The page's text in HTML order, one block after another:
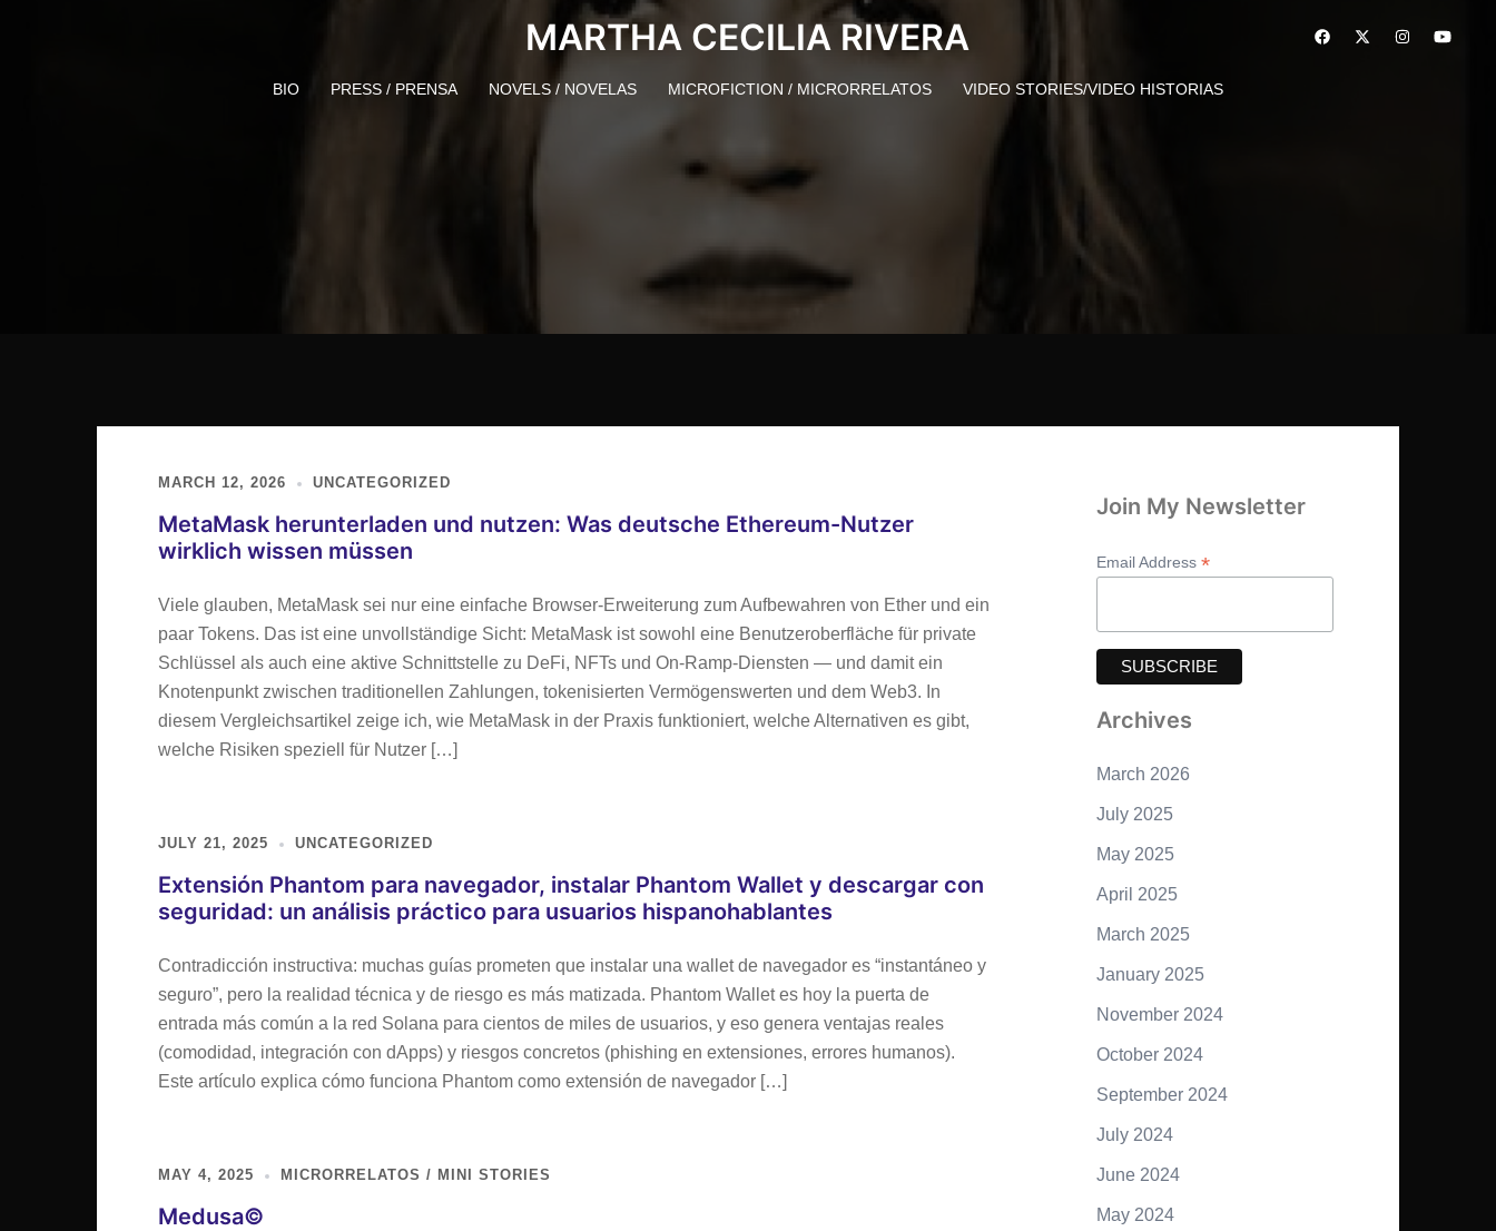
MARTHA CECILIA RIVERA
BIO PRESS / PRENSA NOVELS / NOVELAS MICROFICTION / MICRORRELATOS VIDEO STORIES/VIDEO HISTORIAS
MARCH 12, 2026 UNCATEGORIZED
MetaMask herunterladen und nutzen: Was deutsche Ethereum-Nutzer
wirklich wissen müssen
Viele glauben, MetaMask sei nur eine einfache Browser-Erweiterung zum Aufbewahren von Ether und ein
paar Tokens. Das ist eine unvollständige Sicht: MetaMask ist sowohl eine Benutzeroberfläche für private
Schlüssel als auch eine aktive Schnittstelle zu DeFi, NFTs und On‑Ramp‑Diensten — und damit ein
Knotenpunkt zwischen traditionellen Zahlungen, tokenisierten Vermögenswerten und dem Web3. In
diesem Vergleichsartikel zeige ich, wie MetaMask in der Praxis funktioniert, welche Alternativen es gibt,
welche Risiken speziell für Nutzer […]
JULY 21, 2025 UNCATEGORIZED
Extensión Phantom para navegador, instalar Phantom Wallet y descargar con
seguridad: un análisis práctico para usuarios hispanohablantes
Contradicción instructiva: muchas guías prometen que instalar una wallet de navegador es “instantáneo y
seguro”, pero la realidad técnica y de riesgo es más matizada. Phantom Wallet es hoy la puerta de
entrada más común a la red Solana para cientos de miles de usuarios, y eso genera ventajas reales
(comodidad, integración con dApps) y riesgos concretos (phishing en extensiones, errores humanos).
Este artículo explica cómo funciona Phantom como extensión de navegador […]
MAY 4, 2025 MICRORRELATOS / MINI STORIES
Medusa©
Join My Newsletter
Email Address *
Archives
March 2026
July 2025
May 2025
April 2025
March 2025
January 2025
November 2024
October 2024
September 2024
July 2024
June 2024
May 2024